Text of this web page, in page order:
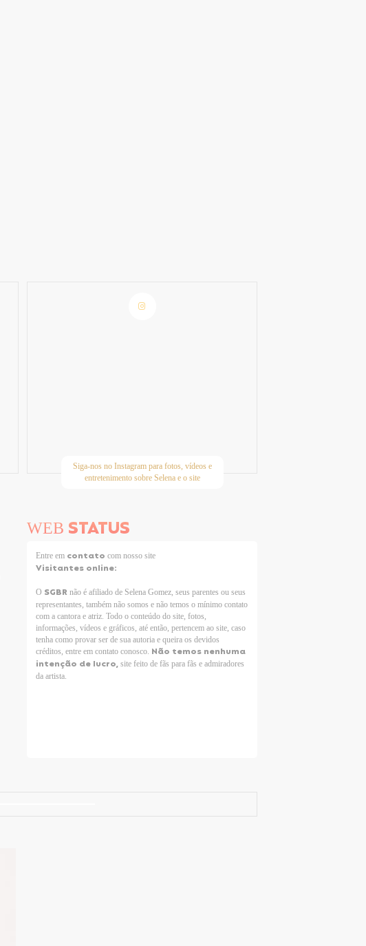
Siga-nos no Instagram para fotos, vídeos e
entretenimento sobre Selena e o site
WEB STATUS
Entre em contatocom nosso site
Visitantes online:
O SGBR não é afiliado de Selena Gomez, seus parentes ou seus
representantes, também não somos e não temos o mínimo contato
com a cantora e atriz. Todo o conteúdo do site, fotos,
informações, vídeos e gráficos, até então, pertencem ao site, caso
tenha como provar ser de sua autoria e queira os devidos
créditos, entre em contato conosco. Não temos nenhuma
intenção de lucro,site feito de fãs para fãs e admiradores
da artista.